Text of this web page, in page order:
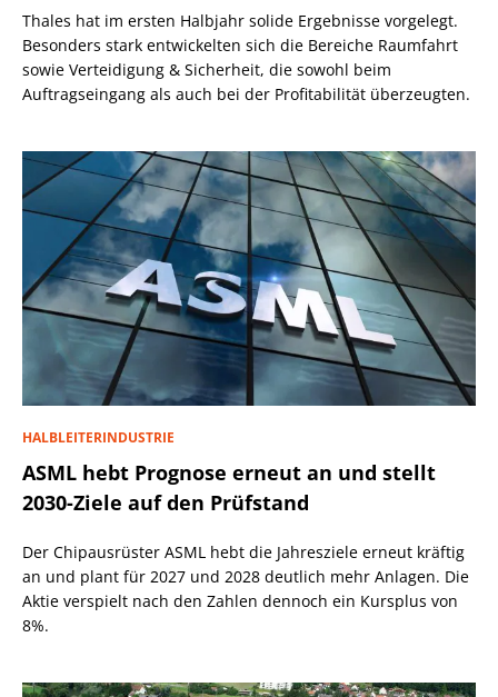
Thales hat im ersten Halbjahr solide Ergebnisse vorgelegt.
Besonders stark entwickelten sich die Bereiche Raumfahrt
sowie Verteidigung & Sicherheit, die sowohl beim
Auftragseingang als auch bei der Profitabilität überzeugten.
HALBLEITERINDUSTRIE
ASML hebt Prognose erneut an und stellt
2030-Ziele auf den Prüfstand
Der Chipausrüster ASML hebt die Jahresziele erneut kräftig
an und plant für 2027 und 2028 deutlich mehr Anlagen. Die
Aktie verspielt nach den Zahlen dennoch ein Kursplus von
8%.